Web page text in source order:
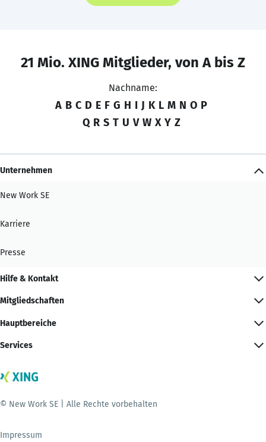
21 Mio. XING Mitglieder, von A bis Z
Nachname:
A B C D E F G H I J K L M N O P
Q R S T U V W X Y Z
Unternehmen
New Work SE
Karriere
Presse
Hilfe & Kontakt
Mitgliedschaften
Hauptbereiche
Services
© New Work SE | Alle Rechte vorbehalten
Impressum